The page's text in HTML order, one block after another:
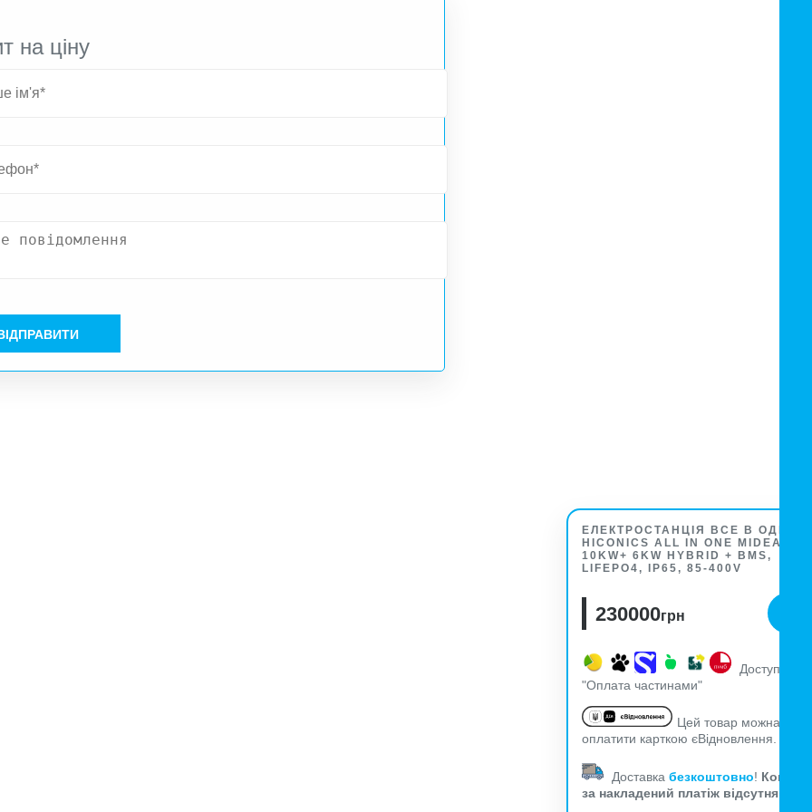
на ціну
ЕЛЕКТРОСТАНЦІЯ ВСЕ В
HICONICS ALL IN ONE MIDEA
10KW+ 6KW HYBRID + BMS,
LIFEPO4, IP65, 85-400V
230000грн
Доступна
"Оплата частинами"
Цей товар можна
оплатити карткою єВідновлення.
Доставка безкоштовно! Комісія
за накладений платіж відсутня!